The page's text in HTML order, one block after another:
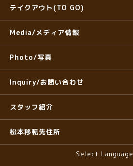
テイクアウト(TO GO)
Media/メディア情報
Photo/写真
Inquiry/お問い合わせ
スタッフ紹介
松本移転先住所
Select Language